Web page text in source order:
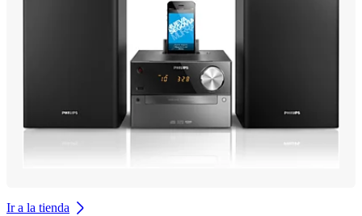
Ir a la tienda